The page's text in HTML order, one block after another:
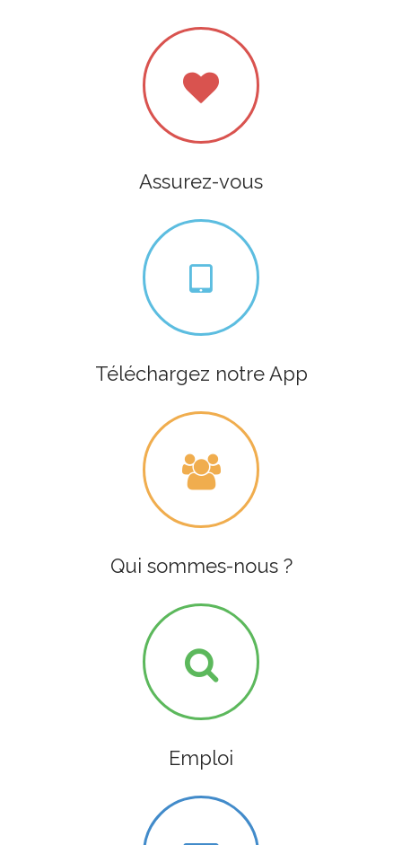
Assurez-vous
Téléchargez notre App
Qui sommes-nous ?
Emploi